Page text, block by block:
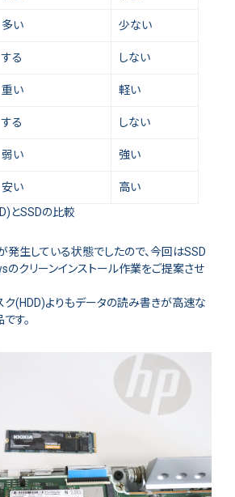
多い 少ない
する しない
重い 軽い
する しない
弱い 強い
安い
高い
とSSDの比較
生している状態でしたので、今回はSSD
クリーンインストール作業をご提案させ
ク(HDD)よりもデータの読み書きが高速な
す。